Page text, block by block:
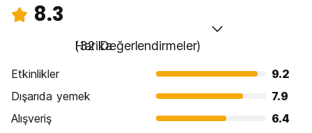
8.3
Harika
(32 Değerlendirmeler)
Etkinlikler
9.2
Dışarıda yemek
7.9
Alışveriş
6.4